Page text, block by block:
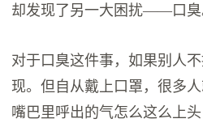
却发现了另一大困扰——口臭
对于口臭这件事，如果别人
现。但自从戴上口罩，很多
嘴巴里呼出的气怎么这么上